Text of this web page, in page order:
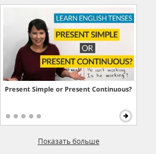
Present Simple or Present Continuous?
Показать больше